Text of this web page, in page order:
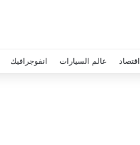
اقتصاد عالم السيارات انفوجرافيك